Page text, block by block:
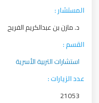
المستشار :
د. مازن بن عبدالكريم الفريح
القسم :
استشارات التربية الأسرية
عدد الزيارات :
21053